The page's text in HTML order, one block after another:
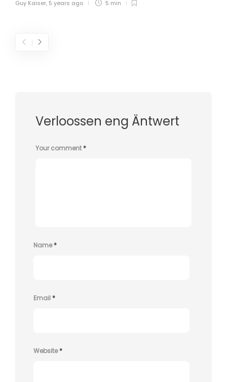
Guy Kaiser, 5 years ago 5 min
Verloossen eng Äntwert
Your comment*
Name*
Email*
Website*